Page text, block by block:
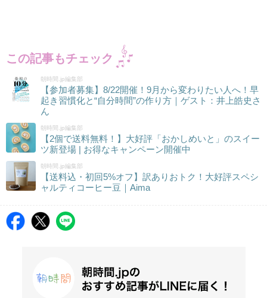
この記事もチェック
朝時間.jp編集部
【参加者募集】8/22開催！9月から変わりたい人へ！早
起き習慣化と“自分時間”の作り方｜ゲスト：井上皓史さ
ん
朝時間.jp編集部
【2個で送料無料！】大好評「おかしめいと」のスイー
ツ新登場 | お得なキャンペーン開催中
朝時間.jp編集部
【送料込・初回5%オフ】訳ありおトク！大好評スペシ
ャルティコーヒー豆｜Aima